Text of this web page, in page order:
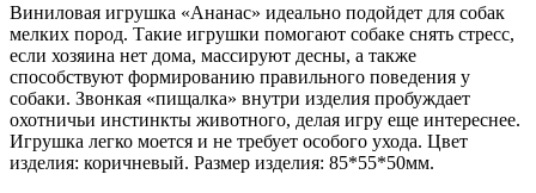
Виниловая игрушка «Ананас» идеально подойдет для собак
мелких пород. Такие игрушки помогают собаке снять стресс,
если хозяина нет дома, массируют десны, а также
способствуют формированию правильного поведения у
собаки. Звонкая «пищалка» внутри изделия пробуждает
охотничьи инстинкты животного, делая игру еще интереснее.
Игрушка легко моется и не требует особого ухода. Цвет
изделия: коричневый. Размер изделия: 85*55*50мм.